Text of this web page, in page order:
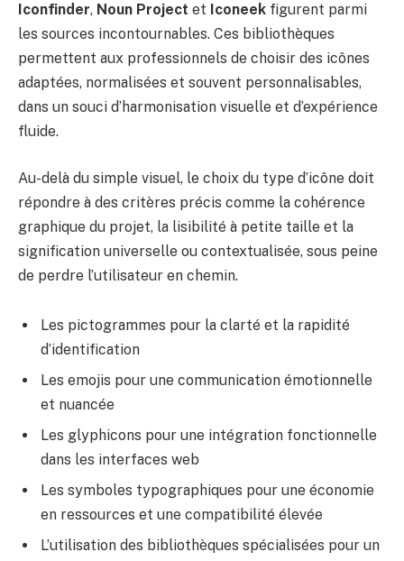
Iconfinder, Noun Project et Iconeek figurent parmi
les sources incontournables. Ces bibliothèques
permettent aux professionnels de choisir des icônes
adaptées, normalisées et souvent personnalisables,
dans un souci d’harmonisation visuelle et d’expérience
fluide.
Au-delà du simple visuel, le choix du type d’icône doit
répondre à des critères précis comme la cohérence
graphique du projet, la lisibilité à petite taille et la
signification universelle ou contextualisée, sous peine
de perdre l’utilisateur en chemin.
Les pictogrammes pour la clarté et la rapidité
d’identification
Les emojis pour une communication émotionnelle
et nuancée
Les glyphicons pour une intégration fonctionnelle
dans les interfaces web
Les symboles typographiques pour une économie
en ressources et une compatibilité élevée
L’utilisation des bibliothèques spécialisées pour un